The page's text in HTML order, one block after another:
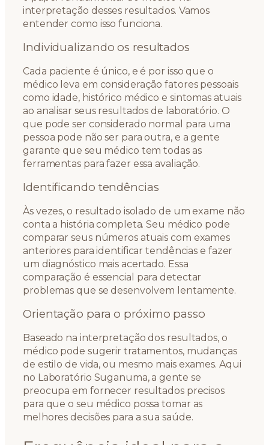
interpretação desses resultados. Vamos
entender como isso funciona.
Individualizando os resultados
Cada paciente é único, e é por isso que o
médico leva em consideração fatores pessoais
como idade, histórico médico e sintomas atuais
ao analisar seus resultados de laboratório. O
que pode ser considerado normal para uma
pessoa pode não ser para outra, e a gente
garante que seu médico tem todas as
ferramentas para fazer essa avaliação.
Identificando tendências
Às vezes, o resultado isolado de um exame não
conta a história completa. Seu médico pode
comparar seus números atuais com exames
anteriores para identificar tendências e fazer
um diagnóstico mais acertado. Essa
comparação é essencial para detectar
problemas que se desenvolvem lentamente.
Orientação para o próximo passo
Baseado na interpretação dos resultados, o
médico pode sugerir tratamentos, mudanças
de estilo de vida, ou mesmo mais exames. Aqui
no Laboratório Suganuma, a gente se
preocupa em fornecer resultados precisos
para que o seu médico possa tomar as
melhores decisões para a sua saúde.